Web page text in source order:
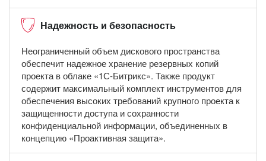
Надежность и безопасность
Неограниченный объем дискового пространства
обеспечит надежное хранение резервных копий
проекта в облаке «1С-Битрикс». Также продукт
содержит максимальный комплект инструментов для
обеспечения высоких требований крупного проекта к
защищенности доступа и сохранности
конфиденциальной информации, объединенных в
концепцию «Проактивная защита».